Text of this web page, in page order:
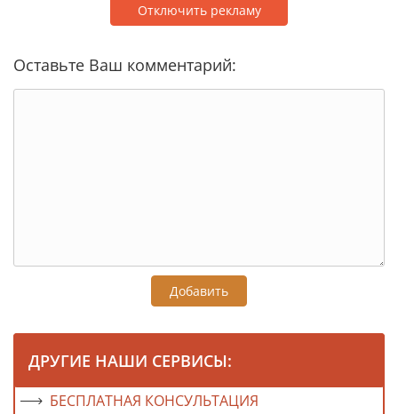
Отключить рекламу
Оставьте Ваш комментарий:
Добавить
ДРУГИЕ НАШИ СЕРВИСЫ:
БЕСПЛАТНАЯ КОНСУЛЬТАЦИЯ